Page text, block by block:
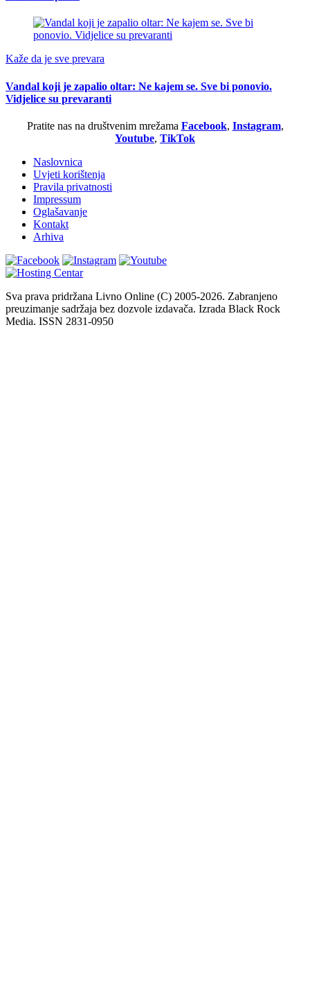
Kaže da je sve prevara
Vandal koji je zapalio oltar: Ne kajem se. Sve bi ponovio.
Vidjelice su prevaranti
Pratite nas na društvenim mrežama Facebook, Instagram,
Youtube, TikTok
Naslovnica
Uvjeti korištenja
Pravila privatnosti
Impressum
Oglašavanje
Kontakt
Arhiva
Sva prava pridržana Livno Online (C) 2005-2026. Zabranjeno
preuzimanje sadržaja bez dozvole izdavača. Izrada Black Rock
Media. ISSN 2831-0950